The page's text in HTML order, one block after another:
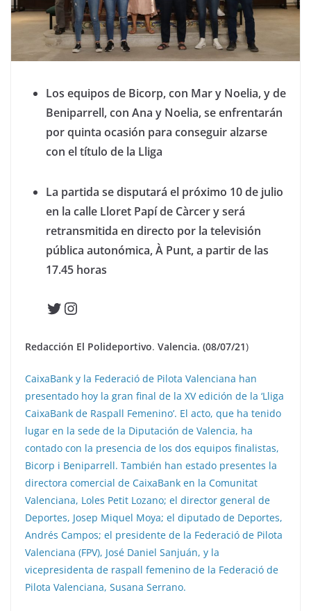
Los equipos de Bicorp, con Mar y Noelia, y de
Beniparrell, con Ana y Noelia, se enfrentarán
por quinta ocasión para conseguir alzarse
con el título de la Lliga
La partida sedisputará el próximo 10 de julio
en la calle Lloret Papí de Càrcer y será
retransmitida en directo por la televisión
pública autonómica, À Punt, a partir de las
17.45 horas
Twitter
Instagram
Redacción El Polideportivo. Valencia. (08/07/21)
CaixaBank y la Federació de Pilota Valenciana han
presentado hoy la gran final de la XV edición de la ‘Lliga
CaixaBank de Raspall Femenino’. El acto, que ha tenido
lugar en la sede de la Diputación de Valencia, ha
contado con la presencia de los dos equipos finalistas,
Bicorp i Beniparrell. También han estado presentes la
directora comercial de CaixaBank en la Comunitat
Valenciana, Loles Petit Lozano; el director general de
Deportes, Josep Miquel Moya; el diputado de Deportes,
Andrés Campos; el presidente de la Federació de Pilota
Valenciana (FPV), José Daniel Sanjuán, y la
vicepresidenta de raspall femenino de la Federació de
Pilota Valenciana, Susana Serrano.